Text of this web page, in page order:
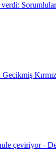
verdi:
çeviriyor -